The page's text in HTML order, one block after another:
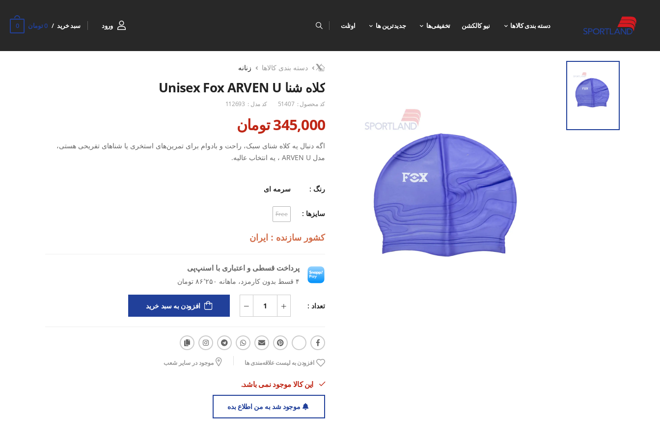
دسته بندی کالاها نیو کالکشن تخفیفی‌ها جدیدترین ها اوتلت ورود سبد خرید 0 تومان 0
دسته بندی کالاها زنانه
کلاه شنا Unisex Fox ARVEN U
کد محصول : 51407 کد مدل : 112693
345,000 تومان
اگه دنبال یه کلاه شنای سبک، راحت و بادوام برای تمرین‌های استخری یا شناهای تفریحی هستی،
مدل ARVEN U ، یه انتخاب عالیه.
اینکه موها رو اذیت کنه یا فشار اضافی وارد کنه. طراحی ساده اما کاربردی اون باعث شده برای
همه—چه خانم‌ها چه آقایون—کاملاً مناسب باشه.
تجهیز شنای باکیفیت برای تمرین یا تفریح در استخر هستن.
رنگ : سرمه ای
سایزها : Free
کشور سازنده : ایران
پرداخت قسطی و اعتباری با اسنپ‌پی
۴ قسط بدون کارمزد، ماهانه ۸۶٬۲۵۰ تومان
تعداد : افزودن به سبد خرید
افزودن به لیست علاقه‌مندی ها موجود در سایر شعب
این کالا موجود نمی باشد.
موجود شد به من اطلاع بده